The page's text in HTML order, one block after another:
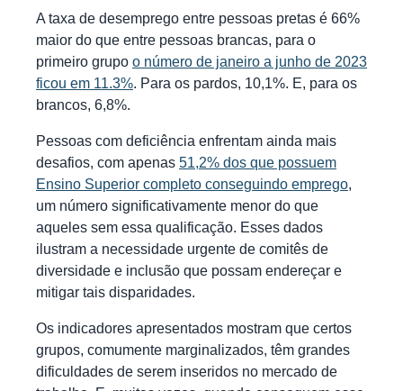
A taxa de desemprego entre pessoas pretas é 66%
maior do que entre pessoas brancas, para o
primeiro grupo o número de janeiro a junho de 2023
ficou em 11.3%. Para os pardos, 10,1%. E, para os
brancos, 6,8%.
Pessoas com deficiência enfrentam ainda mais
desafios, com apenas 51,2% dos que possuem
Ensino Superior completo conseguindo emprego,
um número significativamente menor do que
aqueles sem essa qualificação. Esses dados
ilustram a necessidade urgente de comitês de
diversidade e inclusão que possam endereçar e
mitigar tais disparidades.
Os indicadores apresentados mostram que certos
grupos, comumente marginalizados, têm grandes
dificuldades de serem inseridos no mercado de